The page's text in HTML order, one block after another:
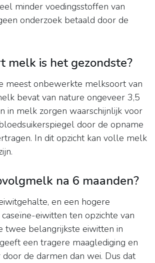
minder voedingsstoffen van
onderzoek betaald door de
melk is het gezondste?
meest onbewerkte melksoort van
bevat van nature ongeveer 3,5
in melk zorgen waarschijnlijk voor
door de opname
In dit opzicht kan volle melk
na 6 maanden?
en een hogere
eiwitten ten opzichte van
twee belangrijkste eiwitten in
een tragere maaglediging en
de darmen dan wei. Dus dat